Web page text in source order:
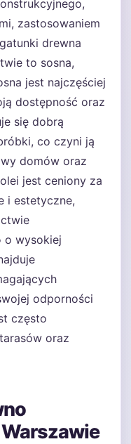
zastosowaniem
drewna
to sosna,
jest najczęściej
dostępność oraz
się dobrą
co czyni ją
domów oraz
jest ceniony za
i estetyczne,
o wysokiej
odporności
często
oraz